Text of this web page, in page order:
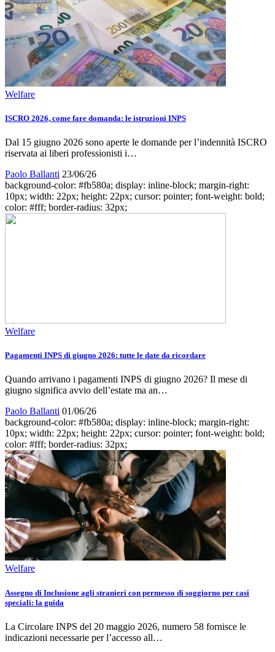
Welfare
ISCRO 2026, come fare domanda: le istruzioni INPS
Dal 15 giugno 2026 sono aperte le domande per l’indennità ISCRO
riservata ai liberi professionisti i…
Paolo Ballanti 23/06/26
background-color: #fb580a; display: inline-block; margin-right:
10px; width: 22px; height: 22px; cursor: pointer; font-weight: bold;
color: #fff; border-radius: 32px;
Welfare
Pagamenti INPS di giugno 2026: tutte le date da ricordare
Quando arrivano i pagamenti INPS di giugno 2026? Il mese di
giugno significa avvio dell’estate ma an…
Paolo Ballanti 01/06/26
background-color: #fb580a; display: inline-block; margin-right:
10px; width: 22px; height: 22px; cursor: pointer; font-weight: bold;
color: #fff; border-radius: 32px;
Welfare
Assegno di Inclusione agli stranieri con permesso di soggiorno per casi
speciali: la guida
La Circolare INPS del 20 maggio 2026, numero 58 fornisce le
indicazioni necessarie per l’accesso all…